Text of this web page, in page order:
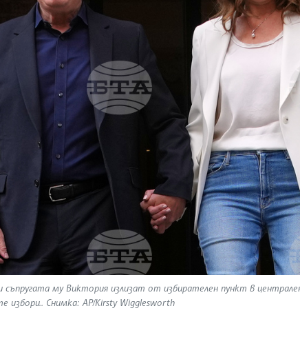
му Виктория излизат от избирателен пункт в
избори.. Снимка: AP/Kirsty Wigglesworth